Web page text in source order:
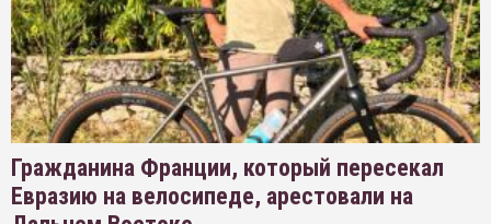
Гражданина Франции, который пересекал
Евразию на велосипеде, арестовали на